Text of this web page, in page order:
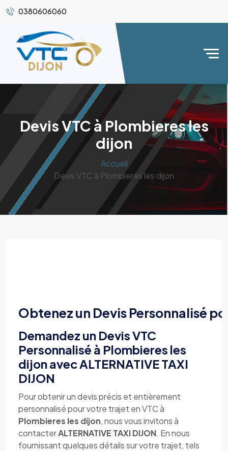
0380606060
Devis VTC à Plombieres les
dijon
Accueil
Devis VTC à Plombieres les dijon
Obtenez un Devis Personnalisé
Demandez un Devis VTC
Personnalisé à Plombieres les
dijon avec ALTERNATIVE TAXI
DIJON
Pour obtenir un devis précis et entièrement
personnalisé pour votre trajet en VTC à
Plombieres les dijon, nous vous invitons à
contacterALTERNATIVE TAXI DIJON. En nous
fournissant quelques détails sur votre trajet, tels